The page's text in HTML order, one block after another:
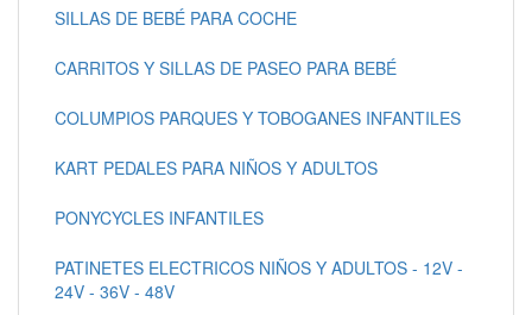
SILLAS DE BEBÉ PARA COCHE
CARRITOS Y SILLAS DE PASEO PARA BEBÉ
COLUMPIOS PARQUES Y TOBOGANES INFANTILES
KART PEDALES PARA NIÑOS Y ADULTOS
PONYCYCLES INFANTILES
PATINETES ELECTRICOS NIÑOS Y ADULTOS - 12V -
24V - 36V - 48V